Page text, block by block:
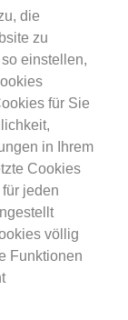
die
zu
einstellen,
für Sie
in Ihrem
Cookies
jeden
völlig
Funktionen